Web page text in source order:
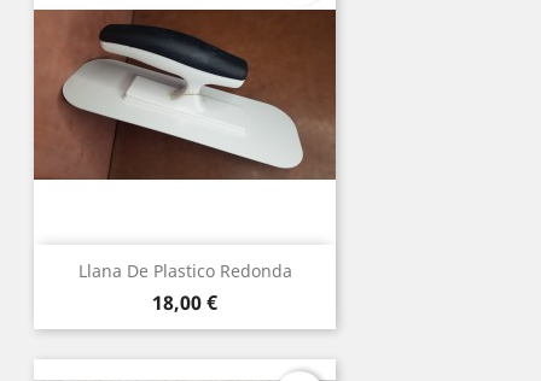
Llana De Plastico Redonda
Precio
18,00 €